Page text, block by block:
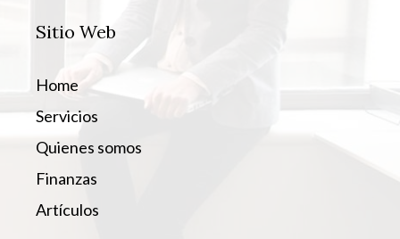
Sitio Web
Home
Servicios
Quienes somos
Finanzas
Artículos